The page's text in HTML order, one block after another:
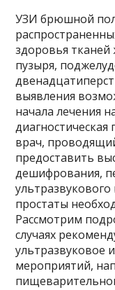
УЗИ брюшной
здоровья тканей
пузыря,
выявления
начала лечения
врач,
предоставить
дешифрования,
простаты
Рассмотрим
случаях
ультразвуковое
мероприятий,